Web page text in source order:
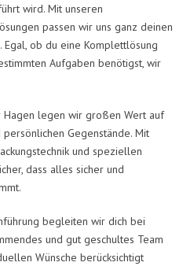
wird. Mit unseren
passen wir uns ganz deinen
ob du eine Komplettlösung
Aufgaben benötigst, wir
Hagen legen wir großen Wert auf
Gegenstände. Mit
und speziellen
dass alles sicher und
begleiten wir dich bei
und gut geschultes Team
Wünsche berücksichtigt